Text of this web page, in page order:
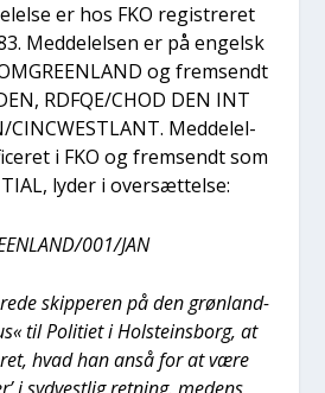
er hos FKO regi­stre­ret
Med­del­el­sen er på engelsk
og frem­sendt
RDFQE/CHOD DEN INT
Med­del­el­
i FKO og frem­sendt som
lyder i over­sæt­tel­se:
001/JAN
skip­pe­ren på den grøn­land­
til Poli­ti­et i Holste­ins­borg, at
hvad han anså for at være